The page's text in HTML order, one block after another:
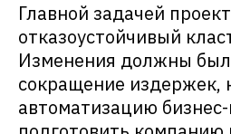
Главной задачей
отказоустойчивый
Изменения должны
сокращение издержек,
автоматизацию